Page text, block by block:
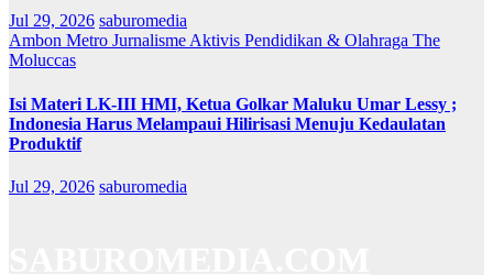
Jul 29, 2026 saburomedia
Ambon Metro Jurnalisme Aktivis Pendidikan & Olahraga The
Moluccas
Isi Materi LK-III HMI, Ketua Golkar Maluku Umar Lessy ;
Indonesia Harus Melampaui Hilirisasi Menuju Kedaulatan
Produktif
Jul 29, 2026 saburomedia